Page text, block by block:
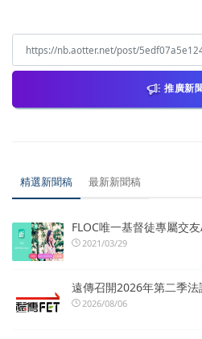
推廣新
精選新聞稿 最新新聞稿
FLOC唯一基督徒專屬交
2021/03/29
遠傳召開2026年第二季法
2026/08/06